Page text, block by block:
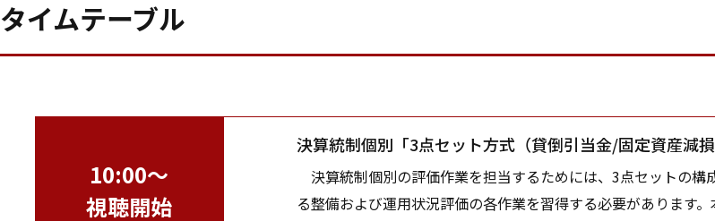
タイムテーブル
10:00～
視聴開始
決算統制個別「3点セット方式（貸倒引当金/固定資産減
決算統制個別の評価作業を担当するためには、3点セットの構
る整備および運用状況評価の各作業を習得する必要があります